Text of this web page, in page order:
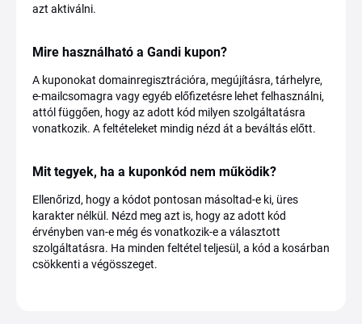
azt aktiválni.
Mire használható a Gandi kupon?
A kuponokat domainregisztrációra, megújításra, tárhelyre,
e-mailcsomagra vagy egyéb előfizetésre lehet felhasználni,
attól függően, hogy az adott kód milyen szolgáltatásra
vonatkozik. A feltételeket mindig nézd át a beváltás előtt.
Mit tegyek, ha a kuponkód nem működik?
Ellenőrizd, hogy a kódot pontosan másoltad-e ki, üres
karakter nélkül. Nézd meg azt is, hogy az adott kód
érvényben van-e még és vonatkozik-e a választott
szolgáltatásra. Ha minden feltétel teljesül, a kód a kosárban
csökkenti a végösszeget.